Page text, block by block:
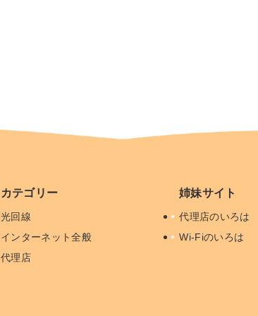
カテゴリー
光回線
インターネット全般
代理店
姉妹サイト
代理店のいろは
Wi-Fiのいろは